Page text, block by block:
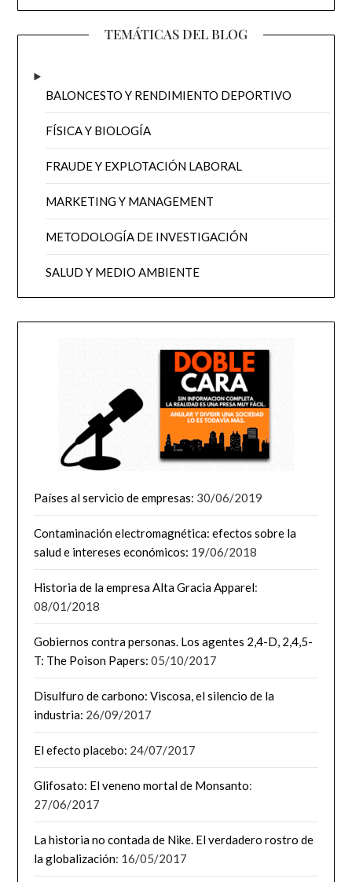
TEMÁTICAS DEL BLOG
BALONCESTO Y RENDIMIENTO DEPORTIVO
FÍSICA Y BIOLOGÍA
FRAUDE Y EXPLOTACIÓN LABORAL
MARKETING Y MANAGEMENT
METODOLOGÍA DE INVESTIGACIÓN
SALUD Y MEDIO AMBIENTE
Países al servicio de empresas: 30/06/2019
Contaminación electromagnética: efectos sobre la
salud e intereses económicos: 19/06/2018
Historia de la empresa Alta Gracia Apparel:
08/01/2018
Gobiernos contra personas. Los agentes 2,4-D, 2,4,5-
T: The Poison Papers: 05/10/2017
Disulfuro de carbono: Viscosa, el silencio de la
industria: 26/09/2017
El efecto placebo: 24/07/2017
Glifosato: El veneno mortal de Monsanto:
27/06/2017
La historia no contada de Nike. El verdadero rostro de
la globalización: 16/05/2017